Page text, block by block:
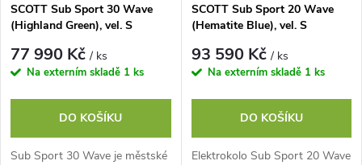
SCOTT Sub Sport 30 Wave
(Highland Green), vel. S
77 990 Kč/ ks
Na externím skladě 1 ks
DO KOŠÍKU
Sub Sport 30 Wave je městské
SCOTT Sub Sport 20 Wave
(Hematite Blue), vel. S
93 590 Kč/ ks
Na externím skladě 1 ks
DO KOŠÍKU
Elektrokolo Sub Sport 20 Wave